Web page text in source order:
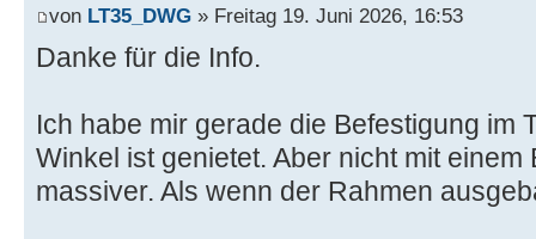
von LT35_DWG » Freitag 19. Juni 2026, 16:53
Danke für die Info.
Ich habe mir gerade die Befestigung im
Winkel ist genietet. Aber nicht mit einem
massiver. Als wenn der Rahmen